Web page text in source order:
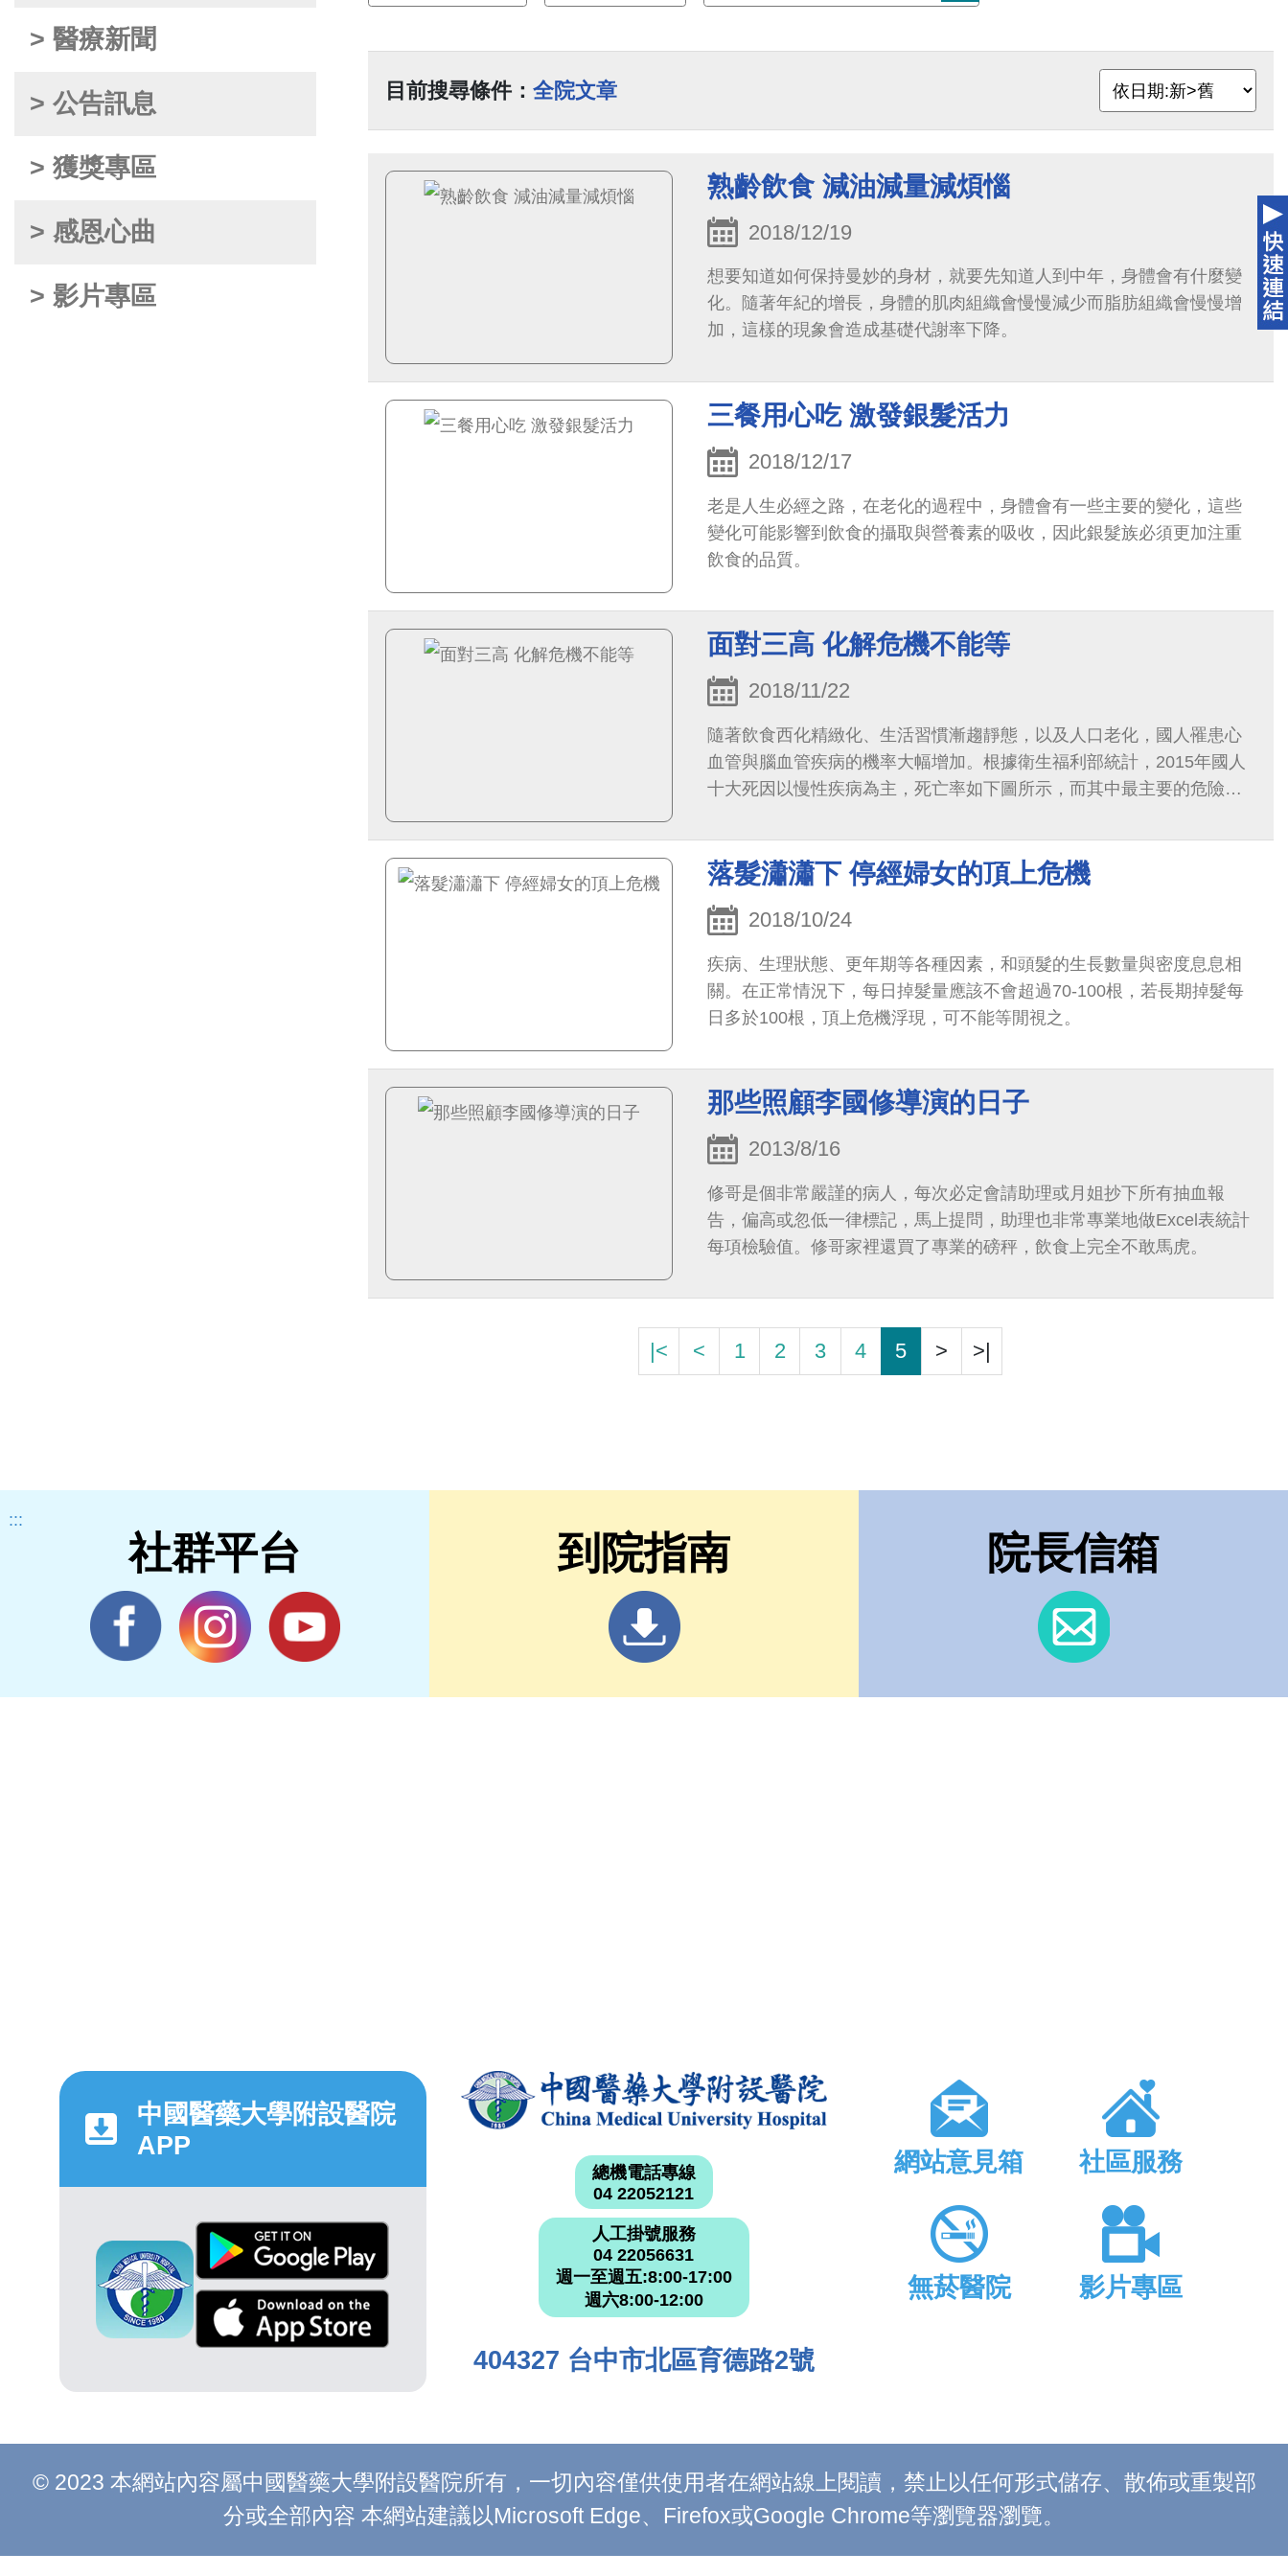
> 醫療新聞
> 公告訊息
> 獲獎專區
> 感恩心曲
> 影片專區
目前搜尋條件： 全院文章
熟齡飲食 減油減量減煩惱
2018/12/19
想要知道如何保持曼妙的身材，就要先知道人到中年，身體會有什麼變
化。隨著年紀的增長，身體的肌肉組織會慢慢減少而脂肪組織會慢慢增
加，這樣的現象會造成基礎代謝率下降。
三餐用心吃 激發銀髮活力
2018/12/17
老是人生必經之路，在老化的過程中，身體會有一些主要的變化，這些
變化可能影響到飲食的攝取與營養素的吸收，因此銀髮族必須更加注重
飲食的品質。
面對三高 化解危機不能等
2018/11/22
隨著飲食西化精緻化、生活習慣漸趨靜態，以及人口老化，國人罹患心
血管與腦血管疾病的機率大幅增加。根據衛生福利部統計，2015年國人
十大死因以慢性疾病為主，死亡率如下圖所示，而其中最主要的危險因
落髮瀟瀟下 停經婦女的頂上危機
2018/10/24
疾病、生理狀態、更年期等各種因素，和頭髮的生長數量與密度息息相
關。在正常情況下，每日掉髮量應該不會超過70-100根，若長期掉髮每
日多於100根，頂上危機浮現，可不能等閒視之。
那些照顧李國修導演的日子
2013/8/16
修哥是個非常嚴謹的病人，每次必定會請助理或月姐抄下所有抽血報
告，偏高或忽低一律標記，馬上提問，助理也非常專業地做Excel表統計
每項檢驗值。修哥家裡還買了專業的磅秤，飲食上完全不敢馬虎。
|< < 1 2 3 4 5 > >|
:::
社群平台 到院指南 院長信箱
中國醫藥大學附設醫院
APP
總機電話專線
04 22052121
人工掛號服務
04 22056631
週一至週五:8:00-17:00
週六8:00-12:00
404327 台中市北區育德路2號
網站意見箱 社區服務
無菸醫院 影片專區
© 2023 本網站內容屬中國醫藥大學附設醫院所有，一切內容僅供使用者在網站線上閱讀，禁止以任何形式儲存、散佈或重製部
分或全部內容 本網站建議以Microsoft Edge、Firefox或Google Chrome等瀏覽器瀏覽。